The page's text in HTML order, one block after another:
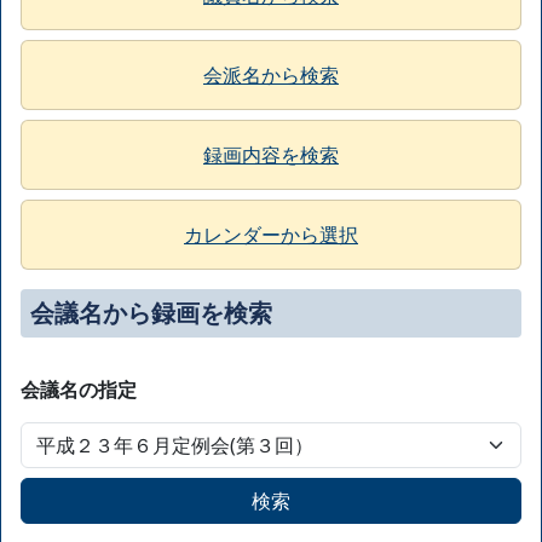
会派名から検索
録画内容を検索
カレンダーから選択
会議名から録画を検索
会議名の指定
検索